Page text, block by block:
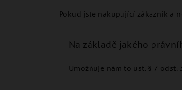
Pokud jste nakupující zákazník a
Na základě jakého
Umožňuje nám to ust. § 7